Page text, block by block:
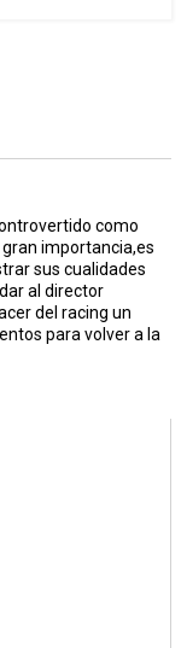
como
importancia,es
sus cualidades
al director
del racing un
para volver a la